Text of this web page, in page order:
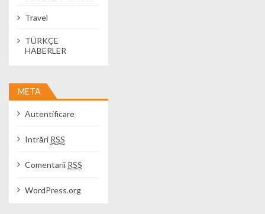
Travel
TÜRKÇE
HABERLER
META
Autentificare
Intrări RSS
Comentarii RSS
WordPress.org